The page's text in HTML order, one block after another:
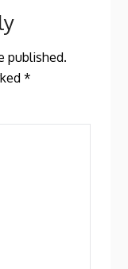
published.
*